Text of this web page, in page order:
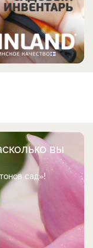
вы
сад»!